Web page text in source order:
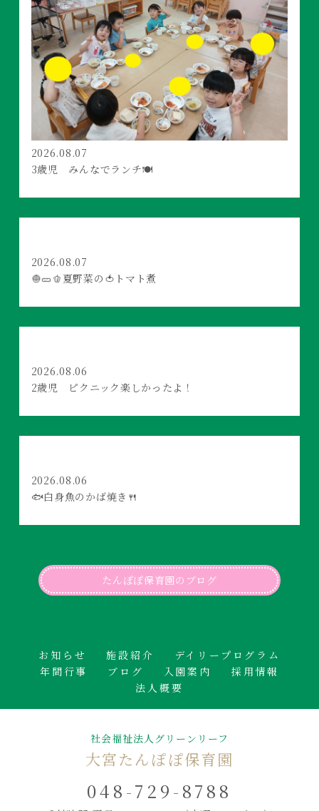
2026.08.07
3歳児 みんなでランチ🍽️
2026.08.07
🧅🥒🫑夏野菜の🍅トマト煮
2026.08.06
2歳児 ピクニック楽しかったよ！
2026.08.06
🐟白身魚のかば焼き🍴
たんぽぽ保育園のブログ
お知らせ 施設紹介
デイリープログラム
年間行事
ブログ 入園案内
採用情報
法人概要
社会福祉法人グリーンリーフ
大宮たんぽぽ保育園
048-729-8788